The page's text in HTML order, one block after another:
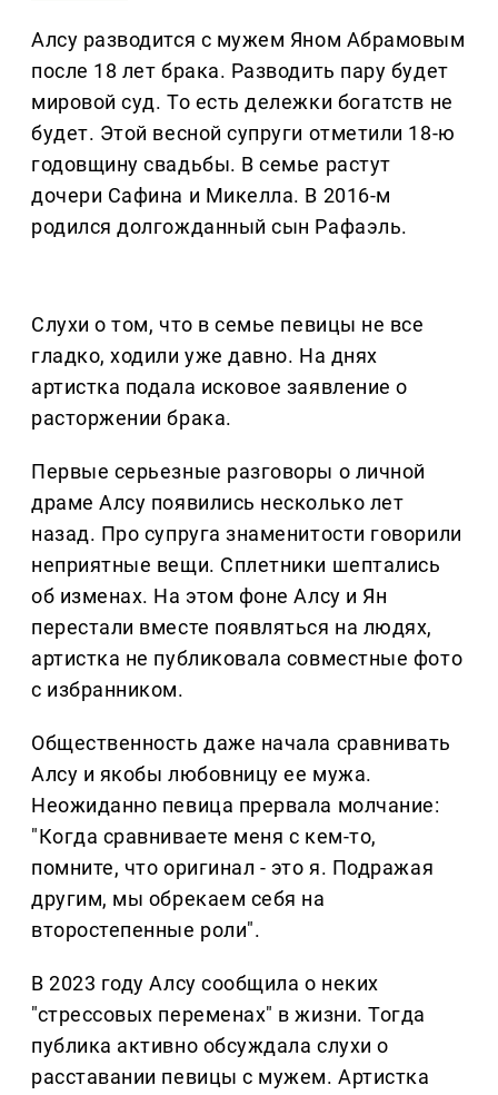
Алсу разводится с мужем Яном Абрамовым
после 18 лет брака. Разводить пару будет
мировой суд. То есть дележки богатств не
будет. Этой весной супруги отметили 18-ю
годовщину свадьбы. В семье растут
дочери Сафина и Микелла. В 2016-м
родился долгожданный сын Рафаэль.
Слухи о том, что в семье певицы не все
гладко, ходили уже давно. На днях
артистка подала исковое заявление о
расторжении брака.
Первые серьезные разговоры о личной
драме Алсу появились несколько лет
назад. Про супруга знаменитости говорили
неприятные вещи. Сплетники шептались
об изменах. На этом фоне Алсу и Ян
перестали вместе появляться на людях,
артистка не публиковала совместные фото
с избранником.
Общественность даже начала сравнивать
Алсу и якобы любовницу ее мужа.
Неожиданно певица прервала молчание:
"Когда сравниваете меня с кем-то,
помните, что оригинал - это я. Подражая
другим, мы обрекаем себя на
второстепенные роли".
В 2023 году Алсу сообщила о неких
"стрессовых переменах" в жизни. Тогда
публика активно обсуждала слухи о
расставании певицы с мужем. Артистка